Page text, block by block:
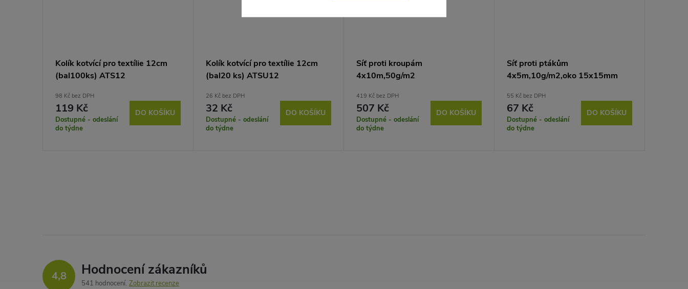
Kolík kotvící pro textílie 12cm
(bal100ks) ATS12
98 Kč bez DPH
119 Kč
Dostupné - odeslání
do týdne
DO KOŠÍKU
Kolík kotvící pro textílie 12cm
(bal20 ks) ATSU12
26 Kč bez DPH
32 Kč
Dostupné - odeslání
do týdne
DO KOŠÍKU
Síť proti kroupám
4x10m,50g/m2
419 Kč bez DPH
507 Kč
Dostupné - odeslání
do týdne
DO KOŠÍKU
Síť proti ptákům
4x5m,10g/m2,oko 15x15mm
55 Kč bez DPH
67 Kč
Dostupné - odeslání
do týdne
DO KOŠÍKU
4,8 Hodnocení zákazníků
541 hodnocení Zobrazit recenze